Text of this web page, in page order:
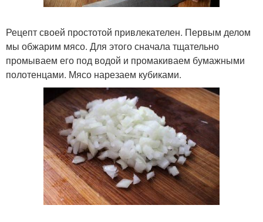
Рецепт своей простотой привлекателен. Первым делом
мы обжарим мясо. Для этого сначала тщательно
промываем его под водой и промакиваем бумажными
полотенцами. Мясо нарезаем кубиками.